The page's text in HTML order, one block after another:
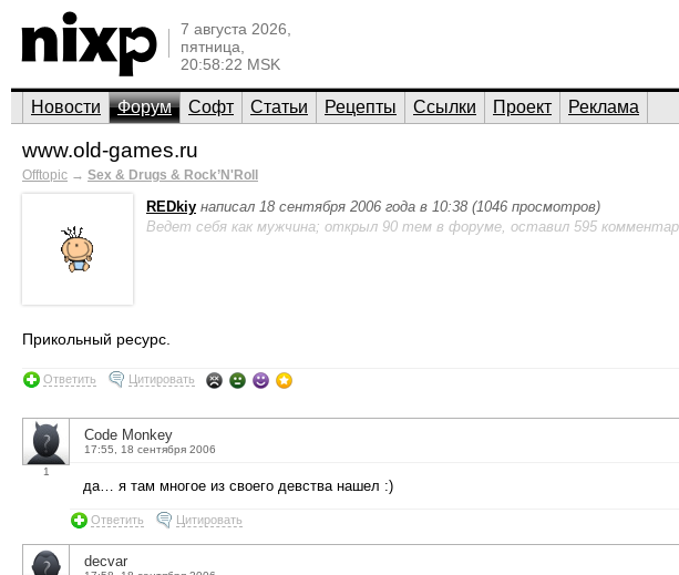
7 августа 2026,
пятница,
20:58:22 MSK
Новости Форум Софт Статьи Рецепты Ссылки Проект Реклама
www.old-games.ru
Offtopic → Sex & Drugs & Rock’N'Roll
REDkiy написал 18 сентября 2006 года в 10:38 (1046 просмотров)
Ведет себя как мужчина; открыл 90 тем в форуме, оставил 595
Прикольный ресурс.
Ответить Цитировать
1
Code Monkey
17:55, 18 сентября 2006
да… я там многое из своего девства нашел :)
Ответить Цитировать
decvar